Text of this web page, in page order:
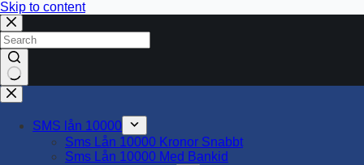
Skip to content
No
results
SMS lån 10000
Sms Lån 10000 Kronor Snabbt
Sms Lån 10000 Med Bankid